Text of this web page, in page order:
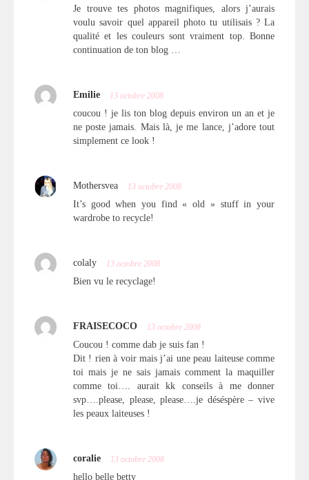
Je trouve tes photos magnifiques, alors j’aurais
voulu savoir quel appareil photo tu utilisais ? La
qualité et les couleurs sont vraiment top. Bonne
continuation de ton blog …
Emilie 13 octobre 2008
coucou ! je lis ton blog depuis environ un an et je
ne poste jamais. Mais là, je me lance, j’adore tout
simplement ce look !
Mothersvea 13 octobre 2008
It’s good when you find « old » stuff in your
wardrobe to recycle!
colaly 13 octobre 2008
Bien vu le recyclage!
FRAISECOCO 13 octobre 2008
Coucou ! comme dab je suis fan !
Dit ! rien à voir mais j’ai une peau laiteuse comme
toi mais je ne sais jamais comment la maquiller
comme toi…. aurait kk conseils à me donner
svp….please, please, please….je déséspère – vive
les peaux laiteuses !
coralie 13 octobre 2008
hello belle betty